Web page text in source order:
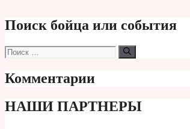
Поиск бойца или события
Поиск:
Комментарии
НАШИ ПАРТНЕРЫ